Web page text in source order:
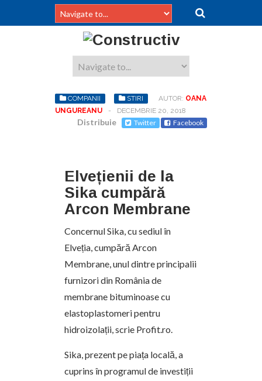
COMPANII STIRI AUTOR: OANA
UNGUREANU
- DECEMBRIE 20, 2018
Distribuie Twitter Facebook
Elvețienii de la
Sika cumpără
Arcon Membrane
Concernul Sika, cu sediul în
Elveția, cumpără Arcon
Membrane, unul dintre principalii
furnizori din România de
membrane bituminoase cu
elastoplastomeri pentru
hidroizolații, scrie Profit.ro.
Sika, prezent pe piața locală, a
cuprins în programul de investiții